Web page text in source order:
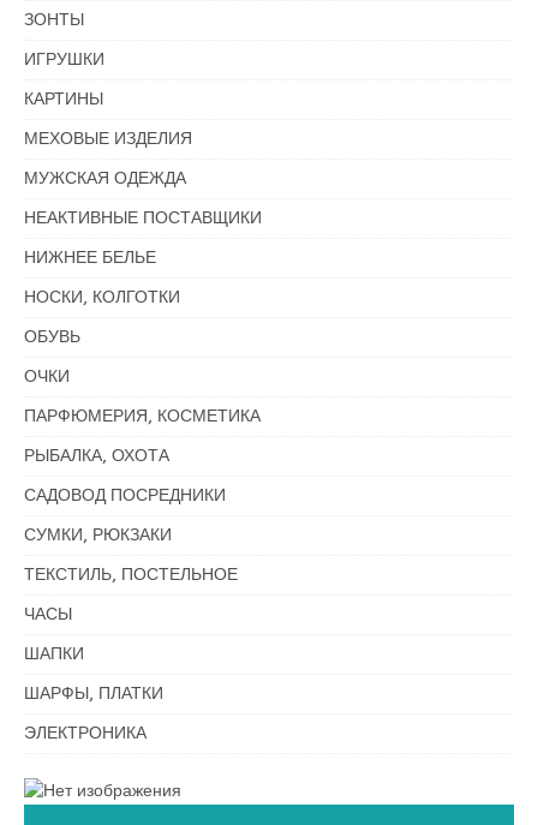
ЗОНТЫ
ИГРУШКИ
КАРТИНЫ
МЕХОВЫЕ ИЗДЕЛИЯ
МУЖСКАЯ ОДЕЖДА
НЕАКТИВНЫЕ ПОСТАВЩИКИ
НИЖНЕЕ БЕЛЬЕ
НОСКИ, КОЛГОТКИ
ОБУВЬ
ОЧКИ
ПАРФЮМЕРИЯ, КОСМЕТИКА
РЫБАЛКА, ОХОТА
САДОВОД ПОСРЕДНИКИ
СУМКИ, РЮКЗАКИ
ТЕКСТИЛЬ, ПОСТЕЛЬНОЕ
ЧАСЫ
ШАПКИ
ШАРФЫ, ПЛАТКИ
ЭЛЕКТРОНИКА